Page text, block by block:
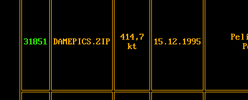
31851 DAMEPICS.ZIP
414,7
kt
15.12.1995